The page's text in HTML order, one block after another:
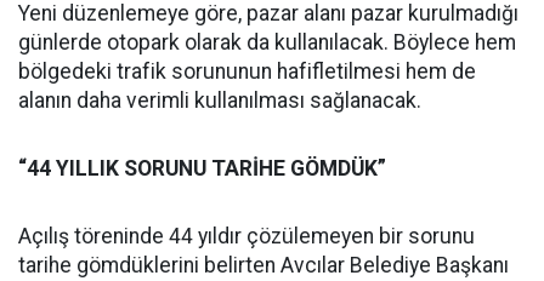
Yeni düzenlemeye göre, pazar alanı pazar kurulmadığı
günlerde otopark olarak da kullanılacak. Böylece hem
bölgedeki trafik sorununun hafifletilmesi hem de
alanın daha verimli kullanılması sağlanacak.
“44 YILLIK SORUNU TARİHE GÖMDÜK”
Açılış töreninde 44 yıldır çözülemeyen bir sorunu
tarihe gömdüklerini belirten Avcılar Belediye Başkanı